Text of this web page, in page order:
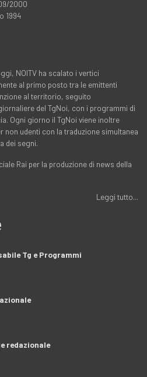
2000
1994
NOITV ha scalato i vertici
al primo posto tra le emittenti
al territorio, seguito
del TgNoi, con i programmi di
Ogni giorno il TgNoi viene inoltre
udenti con la traduzione simultanea
dei segni.
Rai per la produzione di news della
Leggi tutto...
Tg e Programmi
redazionale